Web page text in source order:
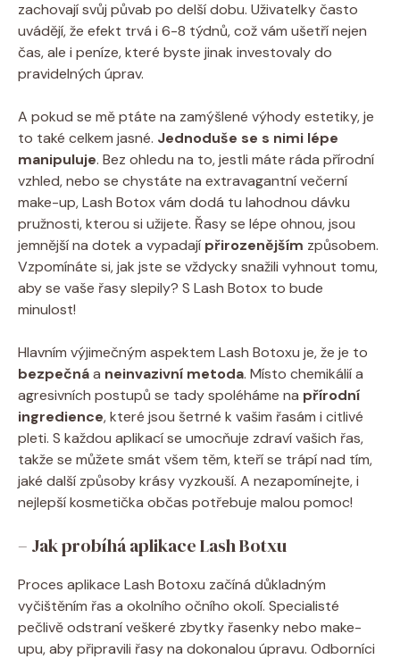
zachovají svůj půvab po delší dobu. Uživatelky často
uvádějí, že efekt trvá i 6-8 týdnů, což vám ušetří nejen
čas, ale i peníze, které byste jinak investovaly do
pravidelných úprav.
A pokud se mě ptáte na zamýšlené výhody estetiky, je
to také celkem jasné. Jednoduše se s nimi lépe
manipuluje. Bez ohledu na to, jestli máte ráda přírodní
vzhled, nebo se chystáte na extravagantní večerní
make-up, Lash Botox vám dodá tu lahodnou dávku
pružnosti, kterou si užijete. Řasy se lépe ohnou, jsou
jemnější na dotek a vypadají přirozenějším způsobem.
Vzpomínáte si, jak jste se vždycky snažili vyhnout tomu,
aby se vaše řasy slepily? S Lash Botox to bude
minulost!
Hlavním výjimečným aspektem Lash Botoxu je, že je to
bezpečnáa neinvazivní metoda. Místo chemikálií a
agresivních postupů se tady spoléháme na přírodní
ingredience, které jsou šetrné k vašim řasám i citlivé
pleti. S každou aplikací se umocňuje zdraví vašich řas,
takže se můžete smát všem těm, kteří se trápí nad tím,
jaké další způsoby krásy vyzkouší. A nezapomínejte, i
nejlepší kosmetička občas potřebuje malou pomoc!
– Jak probíhá aplikace Lash Botxu
Proces aplikace Lash Botoxu začíná důkladným
vyčištěním řas a okolního očního okolí. Specialisté
pečlivě odstraní veškeré zbytky řasenky nebo make-
upu, aby připravili řasy na dokonalou úpravu. Odborníci